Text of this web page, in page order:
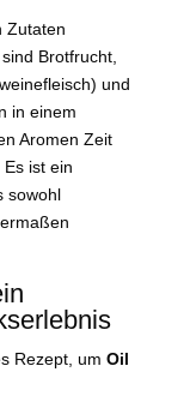
Zutaten
Brotfrucht,
und
in einem
Aromen Zeit
ist ein
sowohl
Rezept, um Oil